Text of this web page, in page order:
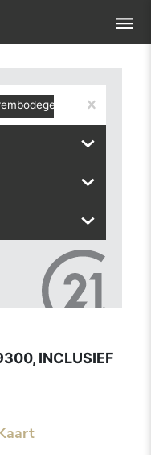
Gijzegem
INCLUSIEF